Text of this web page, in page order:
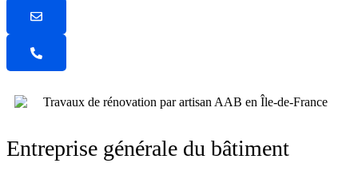
Entreprise générale du bâtiment